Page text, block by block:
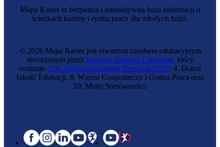
Mapa Karier to bezpłatna i interaktywna baza informacji o
ścieżkach kariery i rynku pracy dla młodych ludzi.
© 2026 Mapa Karier jest otwartym zasobem edukacyjnym
stworzonym przez fundację Katalyst Education, który
realizuje Cele Zrównoważonego Rozwoju ONZ: 4. Dobra
Jakość Edukacji, 8. Wzrost Gospodarczy i Godna Praca oraz
10. Mniej Nierówności.